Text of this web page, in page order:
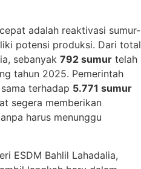
adalah reaktivasi sumur-
potensi produksi. Dari total
sebanyak 792 sumur telah
tahun 2025. Pemerintah
terhadap 5.771 sumur
segera memberikan
harus menunggu
ESDM Bahlil Lahadalia,